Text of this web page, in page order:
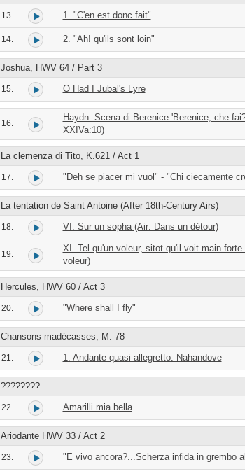
13. 1. "C'en est donc fait"
14. 2. "Ah! qu'ils sont loin"
Joshua, HWV 64 / Part 3
15. O Had I Jubal's Lyre
16.
Haydn: Scena di Berenice 'Berenice, che
XXIVa:10)
La clemenza di Tito, K.621 / Act 1
17. "Deh se piacer mi vuol" - "Chi ciecamente
La tentation de Saint Antoine (After 18th-Century Airs)
18. VI. Sur un sopha (Air: Dans un détour)
19.
XI. Tel qu'un voleur, sitot qu'il voit main forte
voleur)
Hercules, HWV 60 / Act 3
20. "Where shall I fly"
Chansons madécasses, M. 78
21. 1. Andante quasi allegretto: Nahandove
????????
22. Amarilli mia bella
Ariodante HWV 33 / Act 2
23. "E vivo ancora?...Scherza infida in grembo